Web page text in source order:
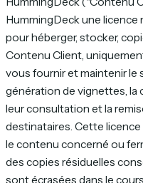
HummingDeck une
pour héberger, stocker,
Contenu Client,
vous fournir et maintenir le
génération de vignettes, la
leur consultation et la
destinataires. Cette
le contenu concerné ou
des copies résiduelles
sont écrasées dans le